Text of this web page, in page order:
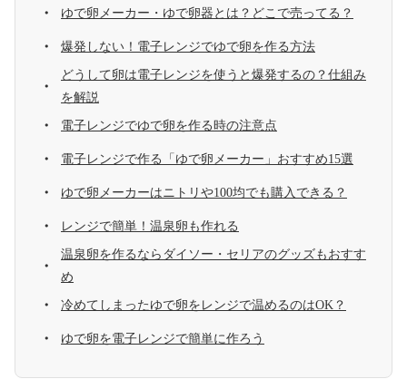
ゆで卵メーカー・ゆで卵器とは？どこで売ってる？
爆発しない！電子レンジでゆで卵を作る方法
どうして卵は電子レンジを使うと爆発するの？仕組み
を解説
電子レンジでゆで卵を作る時の注意点
電子レンジで作る「ゆで卵メーカー」おすすめ15選
ゆで卵メーカーはニトリや100均でも購入できる？
レンジで簡単！温泉卵も作れる
温泉卵を作るならダイソー・セリアのグッズもおすす
め
冷めてしまったゆで卵をレンジで温めるのはOK？
ゆで卵を電子レンジで簡単に作ろう